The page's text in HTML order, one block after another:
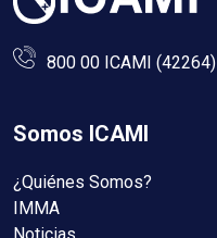
800 00 ICAMI (42264)
Somos ICAMI
¿Quiénes Somos?
IMMA